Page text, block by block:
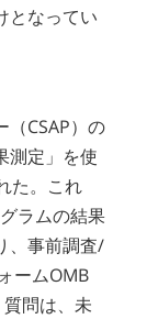
となってい
CSAP）の
測定」を使
た。これ
ラムの結果
、事前調査/
ームOMB
問は、未